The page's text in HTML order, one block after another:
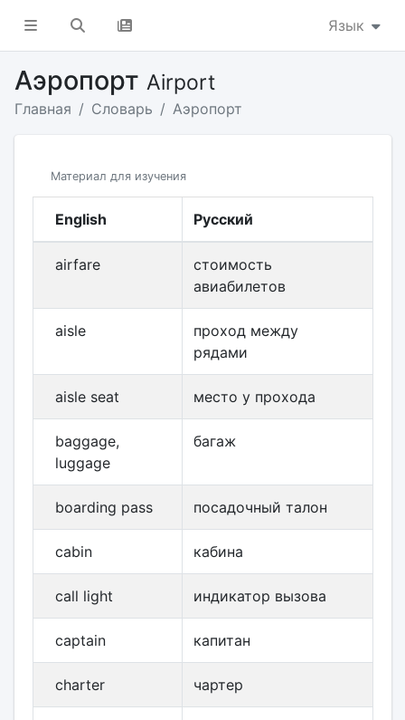
Язык
Аэропорт Airport
Главная Словарь Аэропорт
Материал для изучения
English Русский
airfare
стоимость
авиабилетов
aisle
проход между
рядами
aisle seat место у прохода
baggage,
luggage
багаж
boarding pass посадочный талон
cabin кабина
call light индикатор вызова
captain капитан
charter чартер